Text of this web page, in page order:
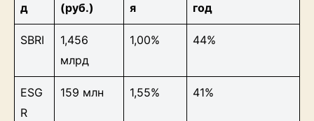
д
(руб.)
я
год
SBRI
1,456
млрд
1,00% 44%
ESG
R
159 млн 1,55% 41%